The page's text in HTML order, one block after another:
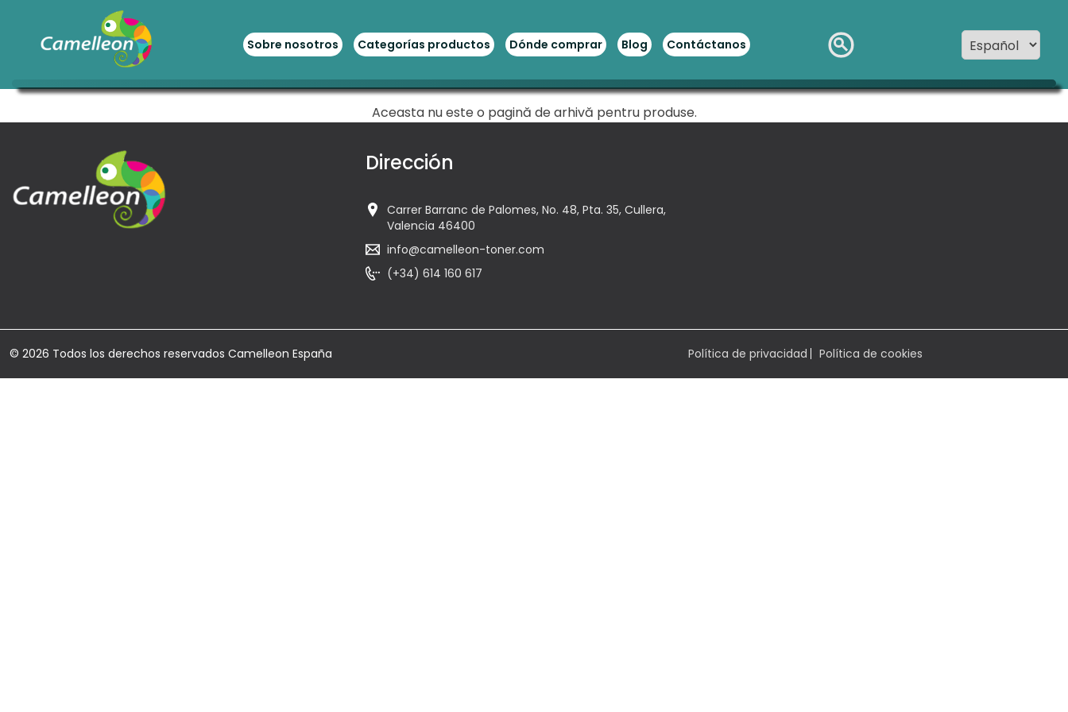
Sobre nosotros Categorías productos Dónde comprar Blog Contáctanos
Aceasta nu este o pagină de arhivă pentru produse.
Dirección
Carrer Barranc de Palomes, No. 48, Pta. 35, Cullera,
Valencia 46400
info@camelleon-toner.com
(+34) 614 160 617
© 2026 Todos los derechos reservados Camelleon España Política de privacidad Política de cookies